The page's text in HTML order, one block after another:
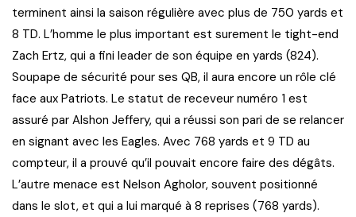
terminent ainsi la saison régulière avec plus de 750 yards et
8 TD. L’homme le plus important est surement le tight-end
Zach Ertz, qui a fini leader de son équipe en yards (824).
Soupape de sécurité pour ses QB, il aura encore un rôle clé
face aux Patriots. Le statut de receveur numéro 1 est
assuré par Alshon Jeffery, qui a réussi son pari de se relancer
en signant avec les Eagles. Avec 768 yards et 9 TD au
compteur, il a prouvé qu’il pouvait encore faire des dégâts.
L’autre menace est Nelson Agholor, souvent positionné
dans le slot, et qui a lui marqué à 8 reprises (768 yards).